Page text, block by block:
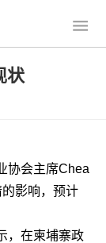
状
会主席Chea
影响，预计
在柬埔寨政